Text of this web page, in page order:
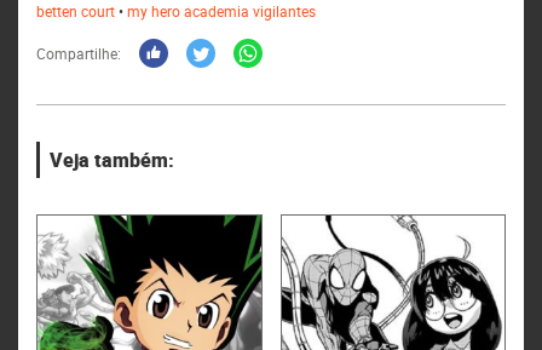
betten court•my hero academia vigilantes
Compartilhe:
Veja também: